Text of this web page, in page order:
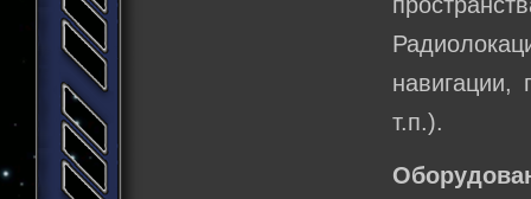
навигации,
т.п.).